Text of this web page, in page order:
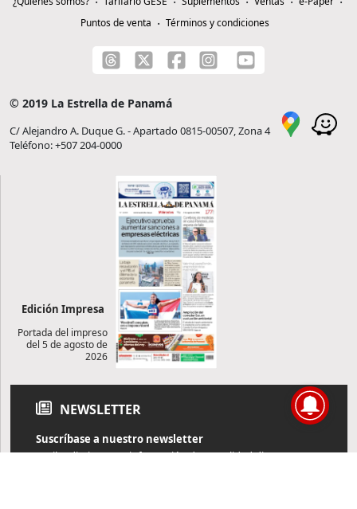
Puntos de venta
Términos y condiciones
© 2019 La Estrella de Panamá
C/ Alejandro A. Duque G. - Apartado 0815-00507, Zona 4
Teléfono: +507 204-0000
Edición Impresa
Portada del impreso
del 5 de agosto de
2026
NEWSLETTER
Suscríbase a nuestro newsletter
Reciba diariamente información de actualidad directamente en